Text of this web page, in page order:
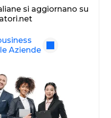
si aggiornano su
Aziende